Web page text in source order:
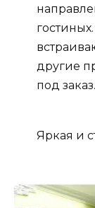
другие
под заказ.
Яркая и